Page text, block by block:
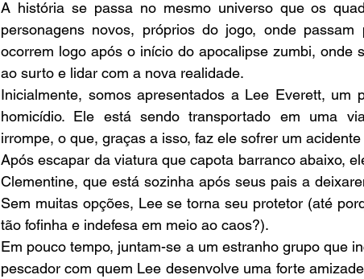
A história se passa no mesmo universo que os
personagens novos, próprios do jogo, onde
ocorrem logo após o início do apocalipse zumbi, onde
ao surto e lidar com a nova realidade.
Inicialmente, somos apresentados a Lee Everett, um
homicídio. Ele está sendo transportado em uma
irrompe, o que, graças a isso, faz ele sofrer um
Após escapar da viatura que capota barranco abaixo,
Clementine, que está sozinha após seus pais a
Sem muitas opções, Lee se torna seu protetor (até
tão fofinha e indefesa em meio ao caos?).
Em pouco tempo, juntam-se a um estranho grupo que
pescador com quem Lee desenvolve uma forte